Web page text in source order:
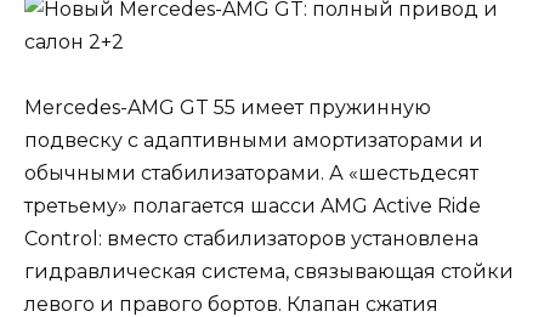
Mercedes-AMG GT 55 имеет пружинную
подвеску с адаптивными амортизаторами и
обычными стабилизаторами. А «шестьдесят
третьему» полагается шасси AMG Active Ride
Control: вместо стабилизаторов установлена
гидравлическая система, связывающая стойки
левого и правого бортов. Клапан сжатия